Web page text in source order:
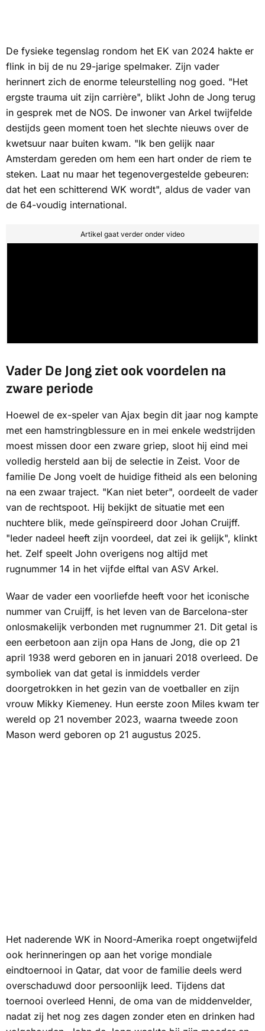
De fysieke tegenslag rondom het EK van 2024 hakte er
flink in bij de nu 29-jarige spelmaker. Zijn vader
herinnert zich de enorme teleurstelling nog goed. "Het
ergste trauma uit zijn carrière", blikt John de Jong terug
in gesprek met de NOS. De inwoner van Arkel twijfelde
destijds geen moment toen het slechte nieuws over de
kwetsuur naar buiten kwam. "Ik ben gelijk naar
Amsterdam gereden om hem een hart onder de riem te
steken. Laat nu maar het tegenovergestelde gebeuren:
dat het een schitterend WK wordt", aldus de vader van
de 64-voudig international.
Artikel gaat verder onder video
Vader De Jong ziet ook voordelen na
zware periode
Hoewel de ex-speler van Ajax begin dit jaar nog kampte
met een hamstringblessure en in mei enkele wedstrijden
moest missen door een zware griep, sloot hij eind mei
volledig hersteld aan bij de selectie in Zeist. Voor de
familie De Jong voelt de huidige fitheid als een beloning
na een zwaar traject. "Kan niet beter", oordeelt de vader
van de rechtspoot. Hij bekijkt de situatie met een
nuchtere blik, mede geïnspireerd door Johan Cruijff.
"Ieder nadeel heeft zijn voordeel, dat zei ik gelijk", klinkt
het. Zelf speelt John overigens nog altijd met
rugnummer 14 in het vijfde elftal van ASV Arkel.
Waar de vader een voorliefde heeft voor het iconische
nummer van Cruijff, is het leven van de Barcelona-ster
onlosmakelijk verbonden met rugnummer 21. Dit getal is
een eerbetoon aan zijn opa Hans de Jong, die op 21
april 1938 werd geboren en in januari 2018 overleed. De
symboliek van dat getal is inmiddels verder
doorgetrokken in het gezin van de voetballer en zijn
vrouw Mikky Kiemeney. Hun eerste zoon Miles kwam ter
wereld op 21 november 2023, waarna tweede zoon
Mason werd geboren op 21 augustus 2025.
Het naderende WK in Noord-Amerika roept ongetwijfeld
ook herinneringen op aan het vorige mondiale
eindtoernooi in Qatar, dat voor de familie deels werd
overschaduwd door persoonlijk leed. Tijdens dat
toernooi overleed Henni, de oma van de middenvelder,
nadat zij het nog zes dagen zonder eten en drinken had